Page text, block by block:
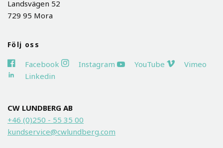
Landsvägen 52
729 95 Mora
Följ oss
Facebook Instagram YouTube
Vimeo
Linkedin
CW LUNDBERG AB
+46 (0)250 - 55 35 00
kundservice@cwlundberg.com